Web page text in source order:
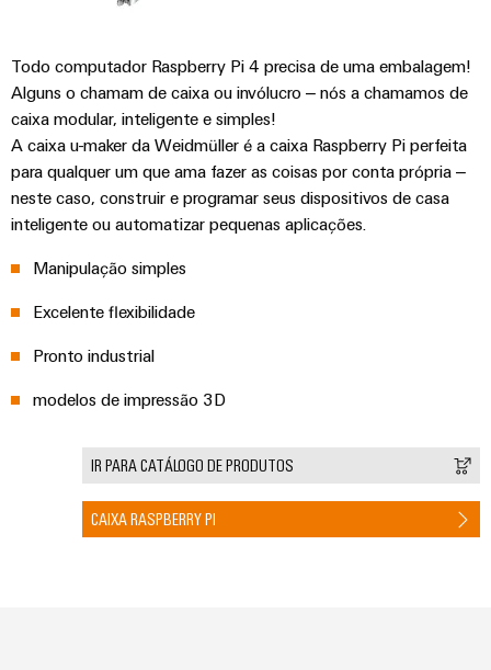
Tratamento
da
água
e
das
águas
Soluções
a
de
de
e
resíduos
Infraestrutura
do
quadro
Serviço
de
montagem
Réguas
terminais
montadas
modificadas
e
equipadas
Todo computador Raspberry Pi 4 precisa de uma embalagem!
Alguns o chamam de caixa ou invólucro – nós a chamamos de
caixa modular, inteligente e simples!
A caixa u-maker da Weidmüller é a caixa Raspberry Pi perfeita
para qualquer um que ama fazer as coisas por conta própria –
neste caso, construir e programar seus dispositivos de casa
inteligente ou automatizar pequenas aplicações.
Manipulação simples
Excelente flexibilidade
Pronto industrial
modelos de impressão 3D
IR PARA CATÁLOGO DE PRODUTOS
CAIXA RASPBERRY PI